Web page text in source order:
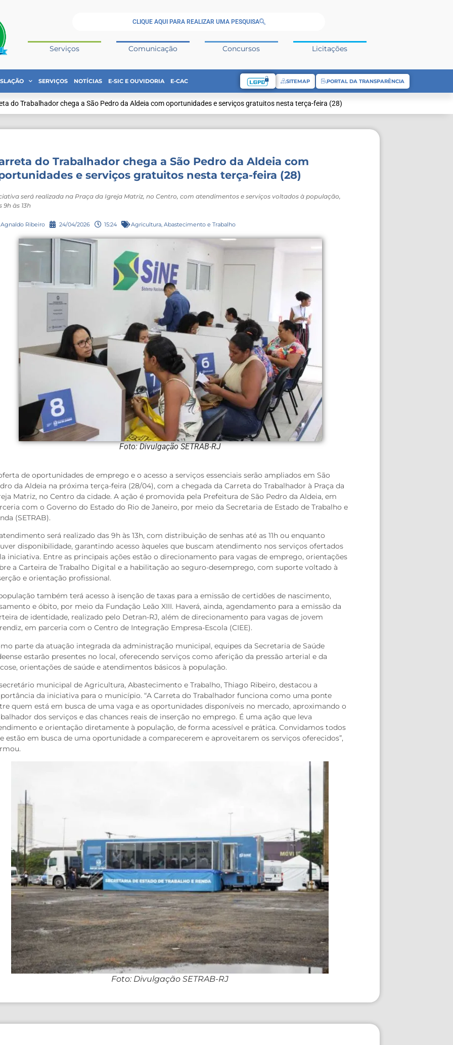
CLIQUE AQUI PARA REALIZAR UMA PESQUISA
Serviços Comunicação Concursos Licitações
SERVIÇOS NOTÍCIAS E-SIC E OUVIDORIA E-CAC SITEMAP PORTAL DA TRANSPARÊNCIA
do Trabalhador chega a São Pedro da Aldeia com oportunidades e serviços gratuitos nesta terça-feira (28)
do Trabalhador chega a São Pedro da Aldeia com
e serviços gratuitos nesta terça-feira (28)
será realizada na Praça da Igreja Matriz, no Centro, com atendimentos e serviços voltados à população,
9h às 13h
Agnaldo Ribeiro 24/04/2026 15:24 Agricultura, Abastecimento e Trabalho
Foto: Divulgação SETRAB-RJ
de oportunidades de emprego e o acesso a serviços essenciais serão ampliados em São
da Aldeia na próxima terça-feira (28/04), com a chegada da Carreta do Trabalhador à Praça da
Matriz, no Centro da cidade. A ação é promovida pela Prefeitura de São Pedro da Aldeia, em
com o Governo do Estado do Rio de Janeiro, por meio da Secretaria de Estado de Trabalho e
(SETRAB).
será realizado das 9h às 13h, com distribuição de senhas até as 11h ou enquanto
disponibilidade, garantindo acesso àqueles que buscam atendimento nos serviços ofertados
iniciativa. Entre as principais ações estão o direcionamento para vagas de emprego, orientações
a Carteira de Trabalho Digital e a habilitação ao seguro-desemprego, com suporte voltado à
e orientação profissional.
também terá acesso à isenção de taxas para a emissão de certidões de nascimento,
e óbito, por meio da Fundação Leão XIII. Haverá, ainda, agendamento para a emissão da
de identidade, realizado pelo Detran-RJ, além de direcionamento para vagas de jovem
em parceria com o Centro de Integração Empresa-Escola (CIEE).
parte da atuação integrada da administração municipal, equipes da Secretaria de Saúde
estarão presentes no local, oferecendo serviços como aferição da pressão arterial e da
orientações de saúde e atendimentos básicos à população.
municipal de Agricultura, Abastecimento e Trabalho, Thiago Ribeiro, destacou a
da iniciativa para o município. “A Carreta do Trabalhador funciona como uma ponte
quem está em busca de uma vaga e as oportunidades disponíveis no mercado, aproximando o
dos serviços e das chances reais de inserção no emprego. É uma ação que leva
e orientação diretamente à população, de forma acessível e prática. Convidamos todos
estão em busca de uma oportunidade a comparecerem e aproveitarem os serviços oferecidos”,
Foto: Divulgação SETRAB-RJ